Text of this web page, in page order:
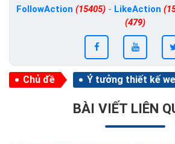
FollowAction (15405)- LikeAction
(479)
Chủ đề Ý tưởng thiết kế
BÀI VIẾT LIÊN